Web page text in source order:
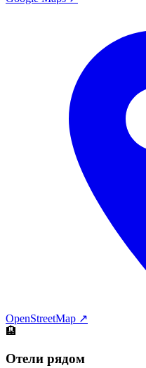
OpenStreetMap ↗
🏨
Отели рядом